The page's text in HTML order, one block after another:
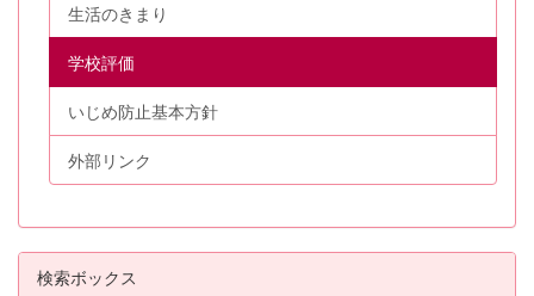
生活のきまり
学校評価
いじめ防止基本方針
外部リンク
検索ボックス